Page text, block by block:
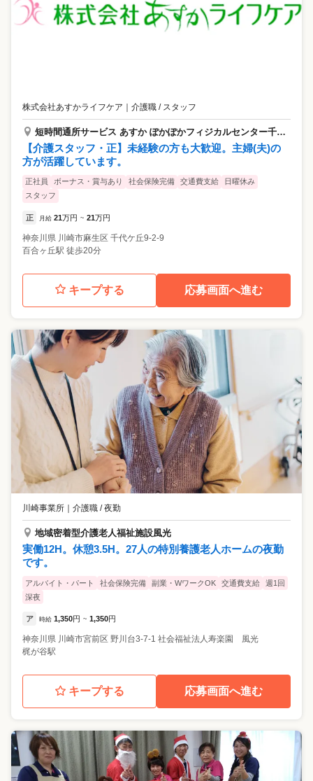
株式会社あすかライフケア ｜ 介護職 / スタッフ
短時間通所サービス あすか ぽかぽかフィジカルセンター千代ヶ丘（川崎市）
【介護スタッフ・正】未経験の方も大歓迎。主婦(夫)の
方が活躍しています。
正社員 ボーナス・賞与あり 社会保険完備 交通費支給
日曜休み
スタッフ
正 月給 21万円 ~ 21万円
神奈川県 川崎市麻生区 千代ケ丘9-2-9
百合ヶ丘駅 徒歩20分
キープする 応募画面へ進む
川崎事業所 介護職 / 夜勤
地域密着型介護老人福祉施設風光
実働12H。休憩3.5H。27人の特別養護老人ホームの夜勤
です。
アルバイト・パート 社会保険完備 副業・WワークOK 交通費支給
週1回
深夜
ア 時給 1,350円 ~ 1,350円
神奈川県 川崎市宮前区 野川台3-7-1 社会福祉法人寿楽園 風光
梶が谷駅
キープする 応募画面へ進む